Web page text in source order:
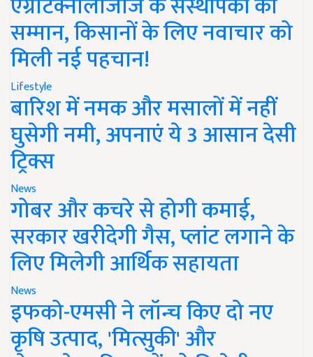
सम्मान, किसानों के लिए नवाचार को
मिली नई पहचान!
Lifestyle
बारिश में नमक और मसालों में नहीं
घुसेगी नमी, अपनाएं ये 3 आसान देसी
ट्रिक्स
News
गोबर और कचरे से होगी कमाई,
सरकार खरीदेगी गैस, प्लांट लगाने के
लिए मिलेगी आर्थिक सहायता
News
इफको-एमसी ने लॉन्च किए दो नए
कृषि उत्पाद, 'मित्सुकी' और